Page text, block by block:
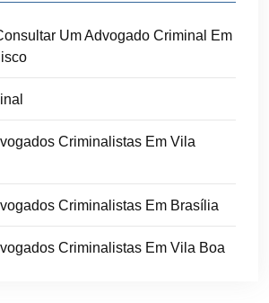
Um Advogado Criminal Em
Criminalistas Em Vila
Criminalistas Em Brasília
Criminalistas Em Vila Boa